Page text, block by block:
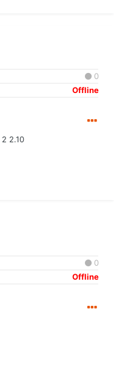
0
Offline
2 2.10
0
Offline